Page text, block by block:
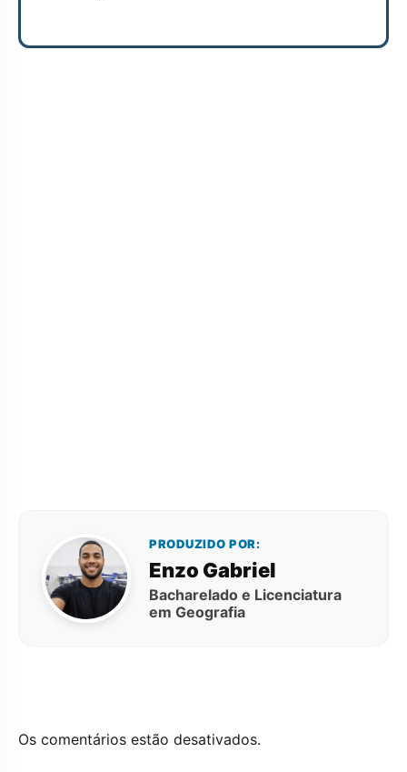
PRODUZIDO POR:
Enzo Gabriel
Bacharelado e Licenciatura
em Geografia
Os comentários estão desativados.